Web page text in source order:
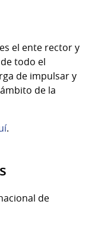
el ente rector y
todo el
de impulsar y
de la
.
de